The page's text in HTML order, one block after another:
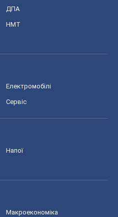
ДПА
НМТ
Електромобілі
Сервіс
Напої
Макроекономіка